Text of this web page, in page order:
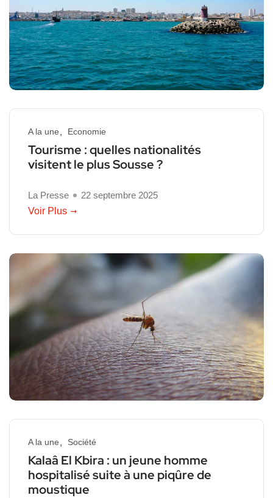
A la une Economie
Tourisme : quelles nationalités
visitent le plus Sousse ?
La Presse
22 septembre 2025
Voir Plus
A la une Société
Kalaâ El Kbira : un jeune homme
hospitalisé suite à une piqûre de
moustique